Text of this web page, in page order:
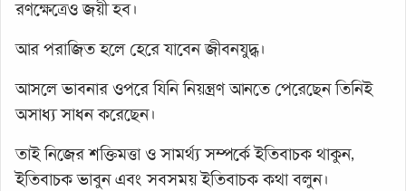
রণক্ষেত্রেও জয়ী হব।
আর পরাজিত হলে হেরে যাবেন জীবনযুদ্ধ।
আসলে ভাবনার ওপরে যিনি নিয়ন্ত্রণ আনতে পেরেছেন তিনিই
অসাধ্য সাধন করেছেন।
তাই নিজের শক্তিমত্তা ও সামর্থ্য সম্পর্কে ইতিবাচক থাকুন,
ইতিবাচক ভাবুন এবং সবসময় ইতিবাচক কথা বলুন।